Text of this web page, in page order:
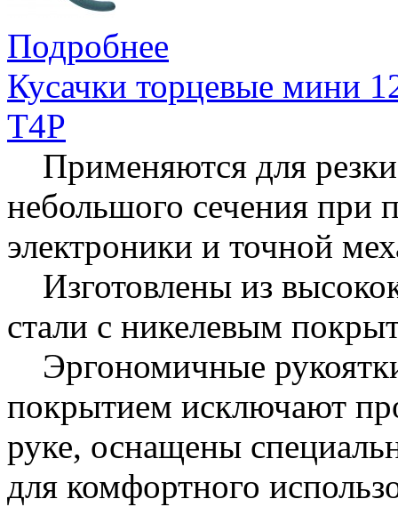
Подробнее
Кусачки торцевые мини
T4P
Применяются для резки
небольшого сечения при
электроники и точной
Изготовлены из
стали с никелевым
Эргономичные
покрытием исключают
руке, оснащены
для комфортного